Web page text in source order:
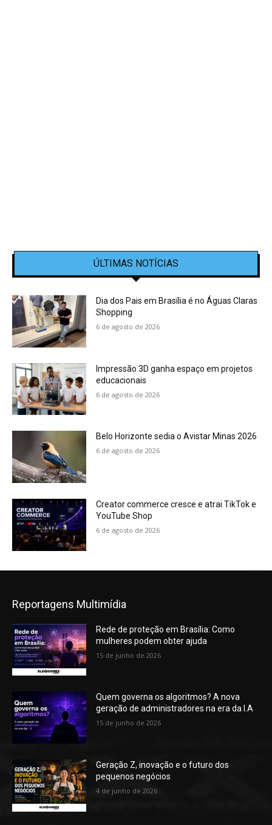
ÚLTIMAS NOTÍCIAS
Dia dos Pais em Brasília é no Águas Claras
Shopping
6 de agosto de 2026
Impressão 3D ganha espaço em projetos
educacionais
6 de agosto de 2026
Belo Horizonte sedia o Avistar Minas 2026
6 de agosto de 2026
Creator commerce cresce e atrai TikTok e
YouTube Shop
6 de agosto de 2026
Reportagens Multimídia
Rede de proteção em Brasília: Como
mulheres podem obter ajuda
15 de junho de 2026
Quem governa os algoritmos? A nova
geração de administradores na era da I.A
15 de junho de 2026
Geração Z, inovação e o futuro dos
pequenos negócios
4 de junho de 2026